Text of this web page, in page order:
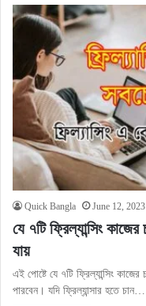
Quick Bangla June 12, 2023
যে ৭টি ফ্রিল্যান্সিং
যায়
এই পোষ্টে যে ৭টি ফ্রিল্যান্সিং
পারবেন। যদি ফ্রিল্যান্সার হতে চান…